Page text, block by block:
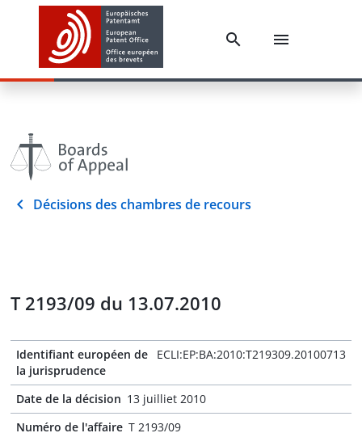
Décisions des chambres de recours
T 2193/09 du 13.07.2010
Identifiant européen de
la jurisprudence
ECLI:EP:BA:2010:T219309.20100713
Date de la décision 13 juilliet 2010
Numéro de l'affaire T 2193/09